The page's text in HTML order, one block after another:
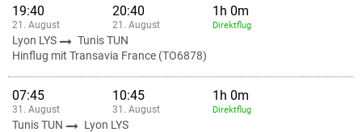
19:40
21. August
20:40
21. August
1h 0m
Direktflug
Lyon LYS
Tunis TUN
Hinflug mit Transavia France (TO6878)
07:45
31. August
10:45
31. August
1h 0m
Direktflug
Tunis TUN
Lyon LYS